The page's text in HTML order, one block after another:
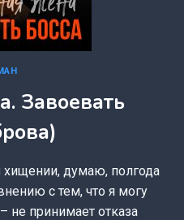
Завоевать
думаю, полгода
с тем, что я могу
не принимает отказа